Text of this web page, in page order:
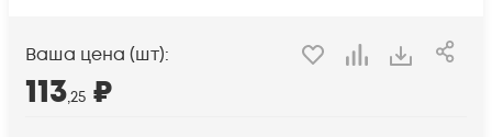
Ваша цена (шт):
113,25 ₽